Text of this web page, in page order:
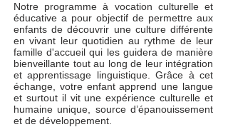
Notre programme à vocation culturelle et
éducative a pour objectif de permettre aux
enfants de découvrir une culture différente
en vivant leur quotidien au rythme de leur
famille d'accueil qui les guidera de manière
bienveillante tout au long de leur intégration
et apprentissage linguistique. Grâce à cet
échange, votre enfant apprend une langue
et surtout il vit une expérience culturelle et
humaine unique, source d’épanouissement
et de développement.